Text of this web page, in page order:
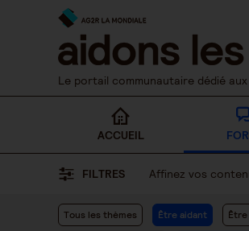
Le portail communautaire dédié
ACCUEIL
FILTRES Affinez vos
Tous les thèmes Être aidant